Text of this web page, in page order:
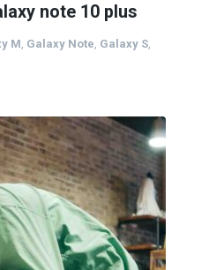
note 10 plus
M Galaxy Note Galaxy S